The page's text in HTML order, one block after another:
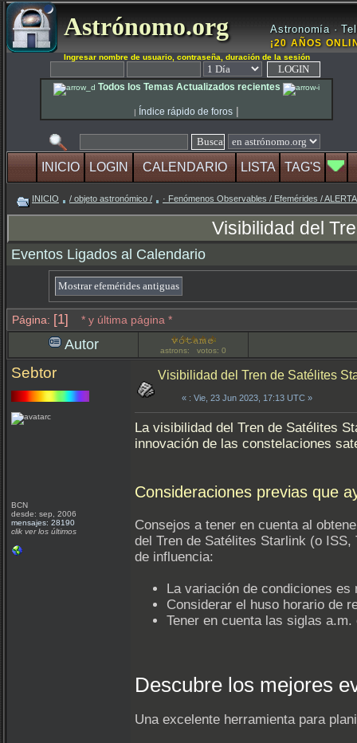
Astrónomo.org Astronomía ·
¡20 AÑOS
Ingresar nombre de usuario, contraseña, duración de la sesión
Todos los Temas Actualizados recientes
| Índice rápido de foros |
INICIO LOGIN CALENDARIO LISTA TAG'S
INICIO / objeto astronómico / · Fenómenos Observables / Efemérides /
Visibilidad del
Eventos Ligados al Calendario
Página: [1] * y última página *
Autor astrons: votos: 0
Sebtor
BCN
desde: sep, 2006
mensajes: 28190
clik ver los últimos
Visibilidad del Tren de Satélites
« : Vie, 23 Jun 2023, 17:13 UTC »
La visibilidad del Tren de Satélites
innovación de las constelaciones
Consideraciones previas que
Consejos a tener en cuenta al
del Tren de Satélites Starlink (o
de influencia:
La variación de condiciones
Considerar el huso horario de
Tener en cuenta las siglas
Descubre los mejores
Una excelente herramienta para